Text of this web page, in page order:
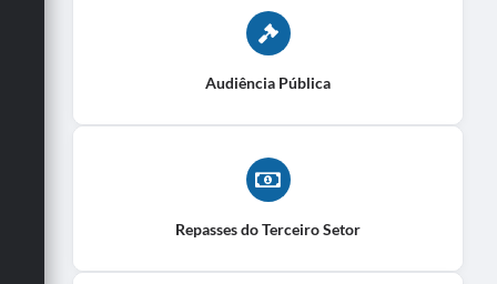
Audiência Pública
Repasses do Terceiro Setor